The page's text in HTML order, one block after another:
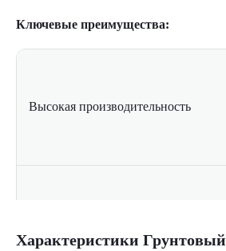
Ключевые преимущества:
Высокая производительность
Надежность и долговечность
Характеристики